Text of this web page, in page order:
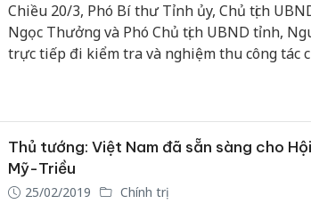
Chiều 20/3, Phó Bí thư Tỉnh ủy, Chủ tịch
Ngọc Thưởng và Phó Chủ tịch UBND tỉnh,
trực tiếp đi kiểm tra và nghiệm thu công tác
Thủ tướng: Việt Nam đã sẵn sàng cho
Mỹ-Triều
25/02/2019 Chính trị